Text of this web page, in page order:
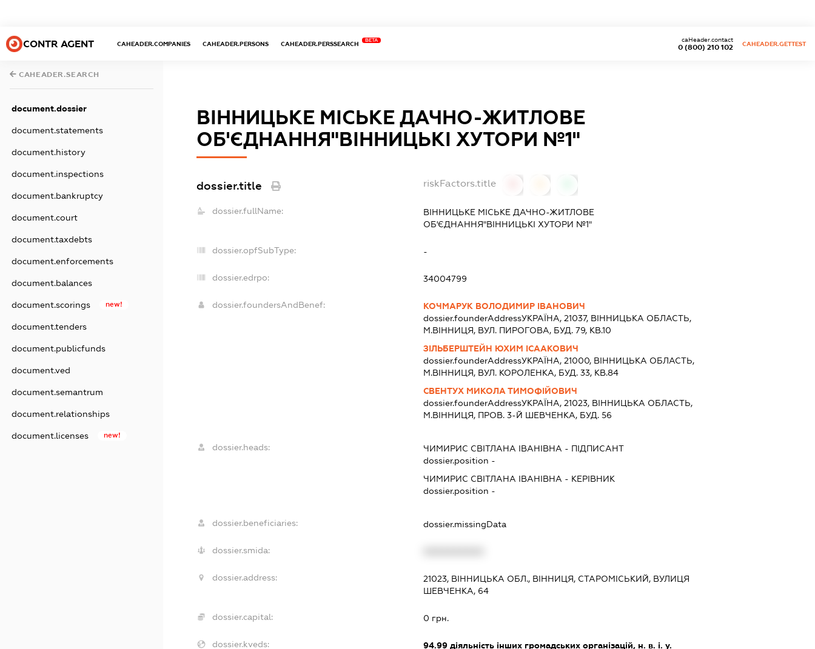
CONTR AGENT CAHEADER.COMPANIES CAHEADER.PERSONS CAHEADER.PERSSEARCH
BETA
0 (800) 210 102
caHeader.contact
CAHEADER.GETTEST
CAHEADER.SEARCH
document.dossier
document.statements
document.history
document.inspections
document.bankruptcy
document.court
document.taxdebts
document.enforcements
document.balances
document.scorings new!
document.tenders
document.publicfunds
document.ved
document.semantrum
document.relationships
document.licenses new!
ВІННИЦЬКЕ МІСЬКЕ ДАЧНО-ЖИТЛОВЕ
ОБ'ЄДНАННЯ"ВІННИЦЬКІ ХУТОРИ №1"
dossier.title riskFactors.title
dossier.fullName:
ВІННИЦЬКЕ МІСЬКЕ ДАЧНО-ЖИТЛОВЕ
ОБ'ЄДНАННЯ"ВІННИЦЬКІ ХУТОРИ №1"
dossier.opfSubType: -
dossier.edrpo: 34004799
dossier.foundersAndBenef:
КОЧМАРУК ВОЛОДИМИР ІВАНОВИЧ
dossier.founderAddressУКРАЇНА, 21037, ВIННИЦЬКА ОБЛАСТЬ,
М.ВІННИЦЯ, ВУЛ. ПИРОГОВА, БУД. 79, КВ.10
ЗІЛЬБЕРШТЕЙН ЮХИМ ІСААКОВИЧ
dossier.founderAddressУКРАЇНА, 21000, ВIННИЦЬКА ОБЛАСТЬ,
М.ВІННИЦЯ, ВУЛ. КОРОЛЕНКА, БУД. 33, КВ.84
СВЕНТУХ МИКОЛА ТИМОФІЙОВИЧ
dossier.founderAddressУКРАЇНА, 21023, ВIННИЦЬКА ОБЛАСТЬ,
М.ВІННИЦЯ, ПРОВ. 3-Й ШЕВЧЕНКА, БУД. 56
dossier.heads: ЧИМИРИС СВІТЛАНА ІВАНІВНА - ПІДПИСАНТ
dossier.position -
ЧИМИРИС СВІТЛАНА ІВАНІВНА - КЕРІВНИК
dossier.position -
dossier.beneficiaries: dossier.missingData
dossier.smida:
dossier.address:
21023, ВІННИЦЬКА ОБЛ., ВІННИЦЯ, СТАРОМІСЬКИЙ, ВУЛИЦЯ
ШЕВЧЕНКА, 64
dossier.capital: 0 грн.
dossier.kveds: 94.99діяльність інших громадських організацій, н. в. і. у.